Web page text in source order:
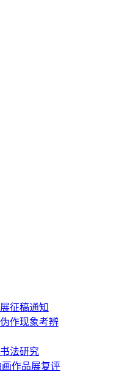
征稿通知
作现象考辨
法研究
画作品展复评